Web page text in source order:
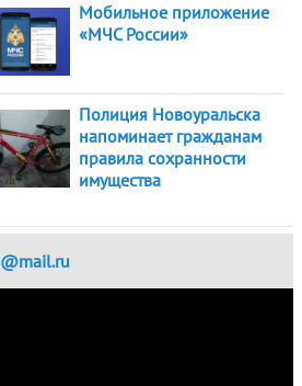
Мобильное приложение
«МЧС России»
Полиция Новоуральска
напоминает гражданам
правила сохранности
имущества